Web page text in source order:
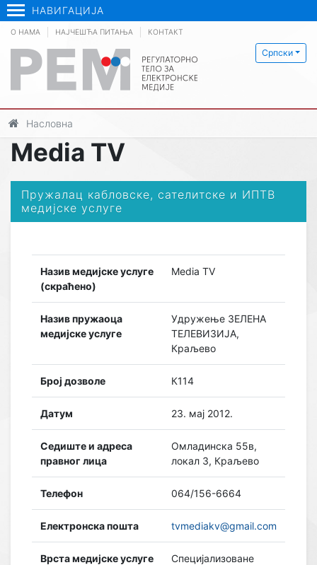
НАВИГАЦИЈА
Српски
О НАМА НАЈЧЕШЋА ПИТАЊА КОНТАКТ
Насловна
Media TV
Пружалац кабловске, сателитске и ИПТВ
медијске услуге
Назив медијске услуге
(скраћено)
Media TV
Назив пружаоца
медијске услуге
Удружење ЗЕЛЕНА
ТЕЛЕВИЗИЈА,
Краљево
Број дозволе К114
Датум 23. мај 2012.
Седиште и адреса
правног лица
Омладинска 55в,
локал 3, Краљево
Телефон 064/156-6664
Електронска пошта tvmediakv@gmail.com
Врста медијске услуге
Специјализоване